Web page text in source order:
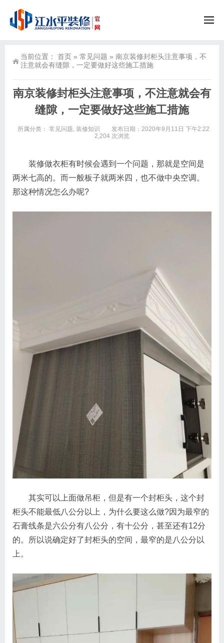
当前位置： 首页 » 常见问题 » 南京装修封柜头注意事项，不
注意就会有缝隙，一定要做好这些施工措施
南京装修封柜头注意事项，不注意就会有
缝隙，一定要做好这些施工措施
所属分类： 常见问题, 装修知识
发布日期：2020年9月11日 下午2:22
2,204 次浏览
装修做衣柜有时候会遇到一个问题，那就是空间是
两米七高的。而一般板子就两米四，也不做中央空调。
那这种情况怎么办呢?
其实可以上面做吊柜，但是有一个封柜头，这个封
柜头不能最低八公分以上，为什么要这么做?因为最窄的
石膏线条是六公分有八公分，有十公分，甚至还有12分
的。所以说确定好了封柜头的空间，最窄的是八公分以
上。